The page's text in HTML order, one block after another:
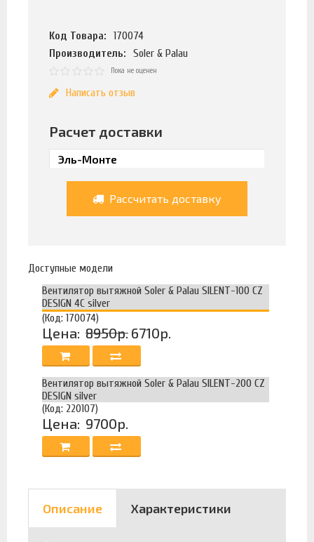
Код Товара:
170074
Производитель:
Soler & Palau
Пока не оценен
Написать отзыв
Расчет доставки
Рассчитать доставку
Доступные модели
Вентилятор вытяжной Soler & Palau SILENT-100 CZ
DESIGN 4C silver
(Код: 170074)
Цена: 8950р. 6710р.
Вентилятор вытяжной Soler & Palau SILENT-200 CZ
DESIGN silver
(Код: 220107)
Цена: 9700р.
Описание Характеристики